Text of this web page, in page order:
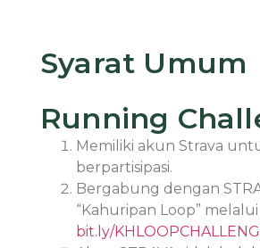
Syarat Umum
Running
Memiliki akun Strava
berpartisipasi.
Bergabung dengan
“Kahuripan Loop”
bit.ly/